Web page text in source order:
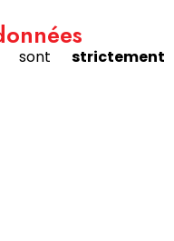
sont strictement